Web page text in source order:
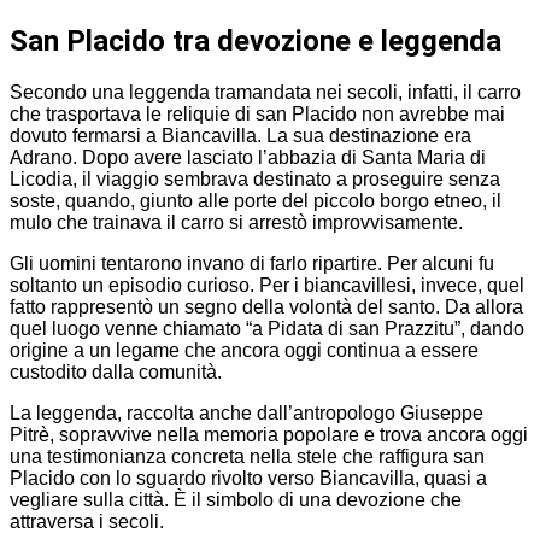
San Placido tra devozione e leggenda
Secondo una leggenda tramandata nei secoli, infatti, il carro
che trasportava le reliquie di san Placido non avrebbe mai
dovuto fermarsi a Biancavilla. La sua destinazione era
Adrano. Dopo avere lasciato l’abbazia di Santa Maria di
Licodia, il viaggio sembrava destinato a proseguire senza
soste, quando, giunto alle porte del piccolo borgo etneo, il
mulo che trainava il carro si arrestò improvvisamente.
Gli uomini tentarono invano di farlo ripartire. Per alcuni fu
soltanto un episodio curioso. Per i biancavillesi, invece, quel
fatto rappresentò un segno della volontà del santo. Da allora
quel luogo venne chiamato “a Pidata di san Prazzitu”, dando
origine a un legame che ancora oggi continua a essere
custodito dalla comunità.
La leggenda, raccolta anche dall’antropologo Giuseppe
Pitrè, sopravvive nella memoria popolare e trova ancora oggi
una testimonianza concreta nella stele che raffigura san
Placido con lo sguardo rivolto verso Biancavilla, quasi a
vegliare sulla città. È il simbolo di una devozione che
attraversa i secoli.